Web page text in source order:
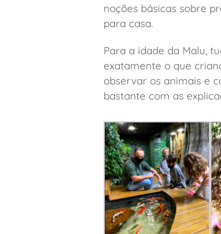
noções básicas sobre
para casa.
Para a idade da Malu,
exatamente o que
observar os animais e
bastante com as